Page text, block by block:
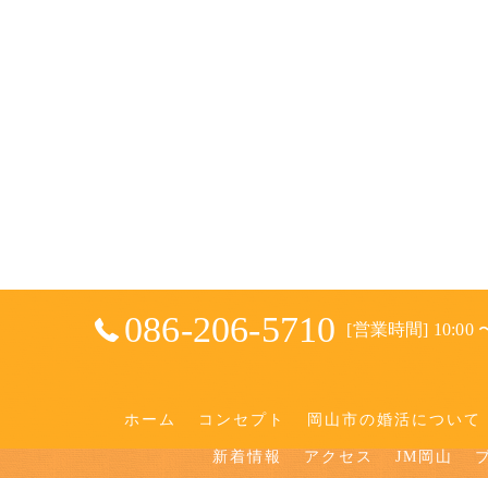
086-206-5710 [営業時間] 10:00
ホーム コンセプト 岡山市の婚活について
新着情報 アクセス JM岡山